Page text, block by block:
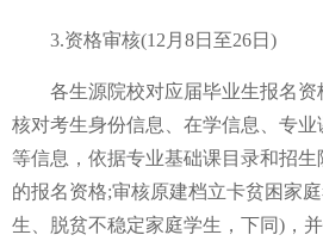
3.资格审核(12月8日至26日)
各生源院校对应届毕业生报名
核对考生身份信息、在学信息、专
等信息，依据专业基础课目录和招
的报名资格;审核原建档立卡贫困家
生、脱贫不稳定家庭学生，下同)，